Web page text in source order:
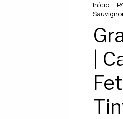
Início .
|